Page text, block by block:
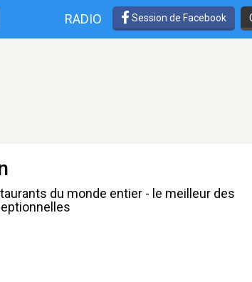
RADIO Session de Facebook
du monde entier - le meilleur des